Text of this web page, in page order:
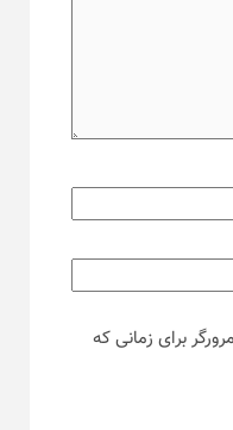
برای زمانی که